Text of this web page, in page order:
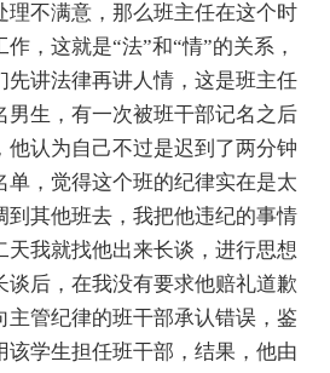
理不满意，那么班主任在这个时
，这就是“法”和“情”的关系，
先讲法律再讲人情，这是班主任
男生，有一次被班干部记名之后
他认为自己不过是迟到了两分钟
单，觉得这个班的纪律实在是太
到其他班去，我把他违纪的事情
天我就找他出来长谈，进行思想
谈后，在我没有要求他赔礼道歉
主管纪律的班干部承认错误，鉴
该学生担任班干部，结果，他由